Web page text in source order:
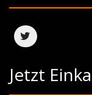
Jetzt